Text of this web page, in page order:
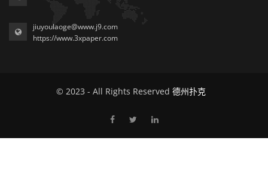
jiuyoulaoge@www.j9.com
https://www.3xpaper.com
© 2023 - All Rights Reserved 德州扑克